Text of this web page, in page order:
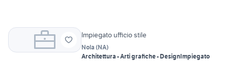
Impiegato ufficio stile
Nola (NA)
Architettura - Arti grafiche - DesignImpiegato